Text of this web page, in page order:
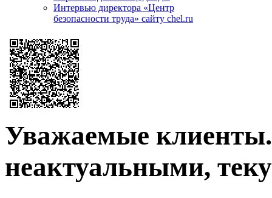
Интервью директора «Центр
безопасности труда» сайту chel.ru
Уважаемые
неактуальными,